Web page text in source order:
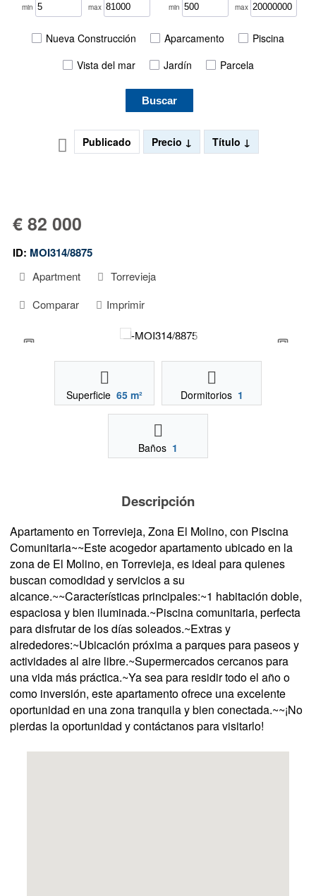
min max min max
Nueva Construcción Aparcamento
Piscina
Vista del mar
Jardín Parcela
Buscar
Publicado Precio Título
€ 82 000
ID: MOI314/8875
Apartment
Torrevieja
Comparar
Imprimir
Superficie 65 m² Dormitorios 1
Baños 1
Descripción
Apartamento en Torrevieja, Zona El Molino, con Piscina
Comunitaria~~Este acogedor apartamento ubicado en la
zona de El Molino, en Torrevieja, es ideal para quienes
buscan comodidad y servicios a su
alcance.~~Características principales:~1 habitación doble,
espaciosa y bien iluminada.~Piscina comunitaria, perfecta
para disfrutar de los días soleados.~Extras y
alrededores:~Ubicación próxima a parques para paseos y
actividades al aire libre.~Supermercados cercanos para
una vida más práctica.~Ya sea para residir todo el año o
como inversión, este apartamento ofrece una excelente
oportunidad en una zona tranquila y bien conectada.~~¡No
pierdas la oportunidad y contáctanos para visitarlo!